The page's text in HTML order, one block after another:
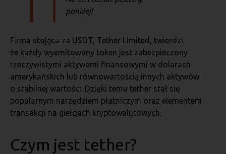
poniżej!
Firma stojąca za USDT, Tether Limited, twierdzi,
że każdy wyemitowany token jest zabezpieczony
rzeczywistymi aktywami finansowymi w dolarach
amerykańskich lub równowartością innych aktywów
o stabilnej wartości. Dzięki temu tether stał się
popularnym narzędziem płatniczym oraz elementem
transakcji na giełdach kryptowalutowych.
Czym jest tether?